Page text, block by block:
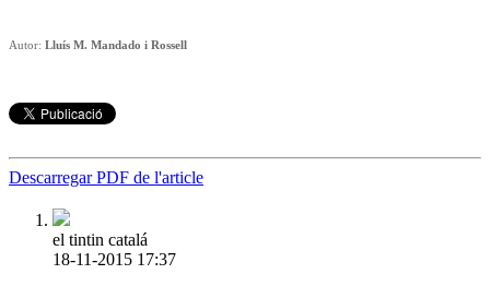
Autor: Lluís M. Mandado i Rossell
Descarregar PDF de l'article
el tintin catalá
18-11-2015 17:37